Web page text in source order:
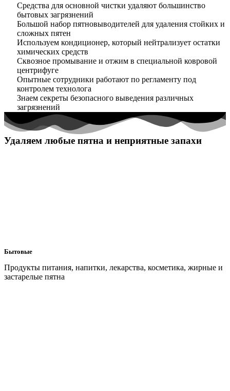
Средства для основной чистки удаляют большинство
бытовых загрязнений
Большой набор пятновыводителей для удаления стойких и
сложных пятен
Используем кондиционер, который нейтрализует остатки
химических средств
Сквозное промывание и отжим в специальной ковровой
центрифуге
Опытные сотрудники работают по регламенту под
контролем технолога
Знаем секреты безопасного выведения различных
загрязнений
Удаляем любые пятна и неприятные запахи
Бытовые
Продукты питания, напитки, лекарства, косметика, жирные и
застарелые пятна